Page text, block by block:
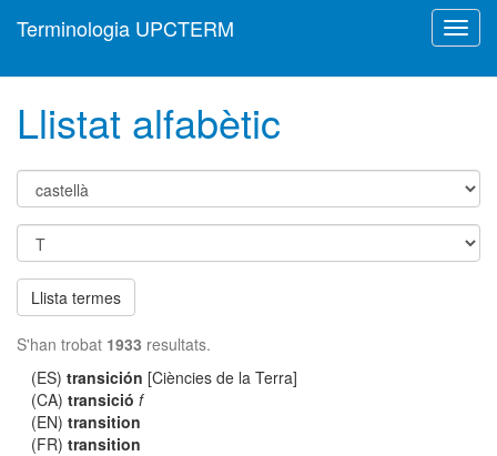
Terminologia UPCTERM
Llistat alfabètic
Llista termes
S'han trobat 1933 resultats.
(ES)transición [Ciències de la Terra]
(CA)transició f
(EN)transition
(FR)transition